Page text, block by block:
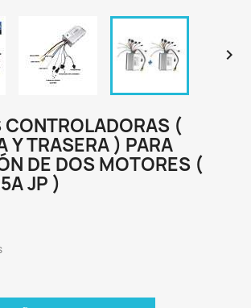

CONTROLADORAS (
Y TRASERA ) PARA
DE DOS MOTORES (
JP )